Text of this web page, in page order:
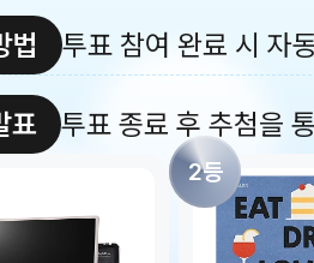
법 투표 참여 완료 시 자
표 투표 종료 후 추첨을
2등